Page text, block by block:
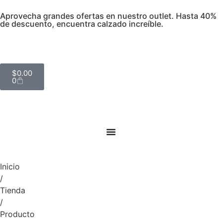
Aprovecha grandes ofertas en nuestro outlet. Hasta 40%
de descuento, encuentra calzado increíble.
$0.00
0
Inicio
/
Tienda
/
Producto